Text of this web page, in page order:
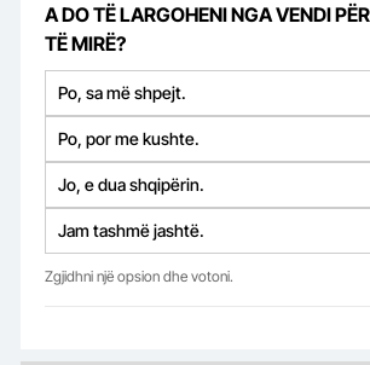
A DO TË LARGOHENI NGA VENDI
TË MIRË?
Po, sa më shpejt.
Po, por me kushte.
Jo, e dua shqipërin.
Jam tashmë jashtë.
Zgjidhni një opsion dhe votoni.